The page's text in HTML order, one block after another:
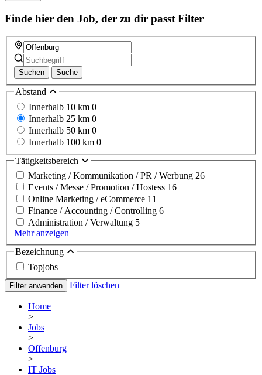
Finde hier den Job, der zu dir passt Filter
Suchen Suche
Abstand
Innerhalb 10 km 0
Innerhalb 25 km 0
Innerhalb 50 km 0
Innerhalb 100 km 0
Tätigkeitsbereich
Marketing / Kommunikation / PR / Werbung 26
Events / Messe / Promotion / Hostess 16
Online Marketing / eCommerce 11
Finance / Accounting / Controlling 6
Administration / Verwaltung 5
Mehr anzeigen
Bezeichnung
Topjobs
Filter anwenden Filter löschen
Home
>
Jobs
>
Offenburg
>
IT Jobs